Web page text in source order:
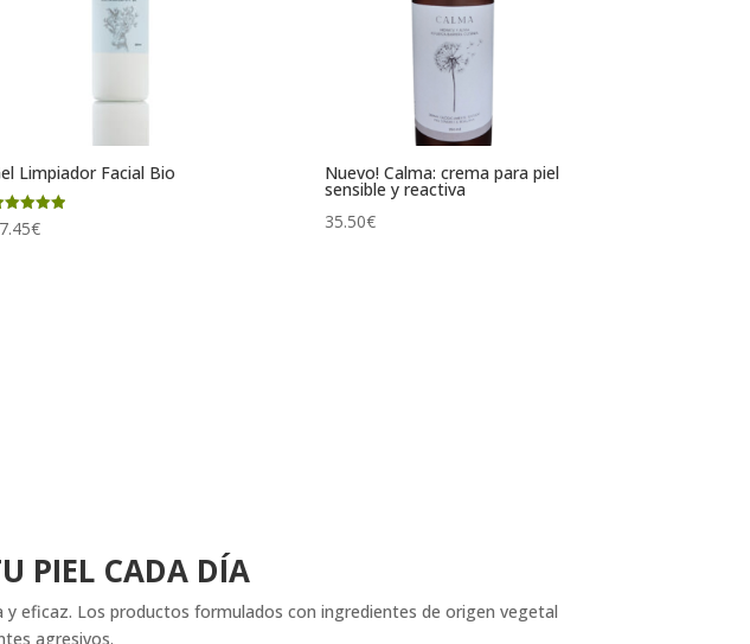
Limpiador Facial Bio
€
Nuevo! Calma: crema para piel
sensible y reactiva
35.50€
PIEL CADA DÍA
eficaz. Los productos formulados con ingredientes de origen vegetal
agresivos.